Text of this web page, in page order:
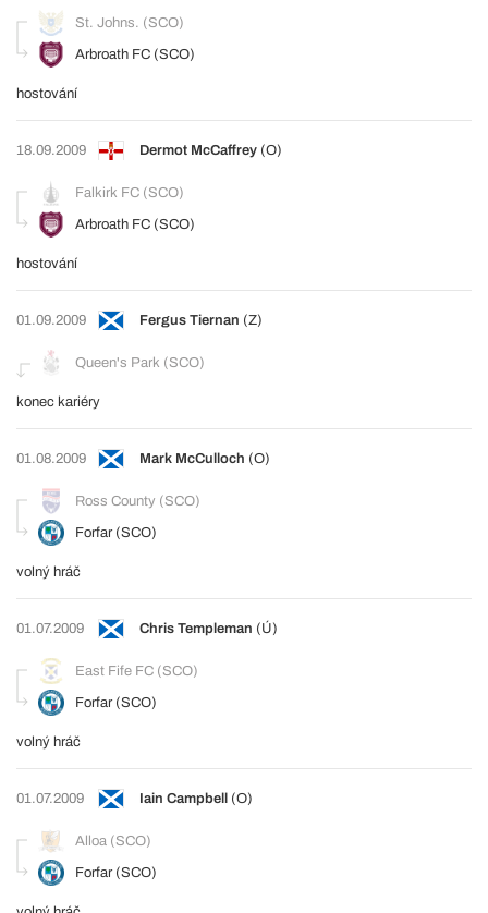
St. Johns. (SCO)
Arbroath FC (SCO)
hostování
18.09.2009 Dermot McCaffrey (O)
Falkirk FC (SCO)
Arbroath FC (SCO)
hostování
01.09.2009 Fergus Tiernan (Z)
Queen's Park (SCO)
konec kariéry
01.08.2009 Mark McCulloch (O)
Ross County (SCO)
Forfar (SCO)
volný hráč
01.07.2009 Chris Templeman (Ú)
East Fife FC (SCO)
Forfar (SCO)
volný hráč
01.07.2009 Iain Campbell (O)
Alloa (SCO)
Forfar (SCO)